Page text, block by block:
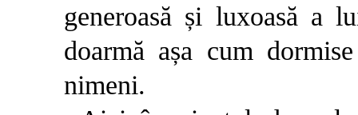
generoasă și luxoasă a
doarmă așa cum
nimeni.